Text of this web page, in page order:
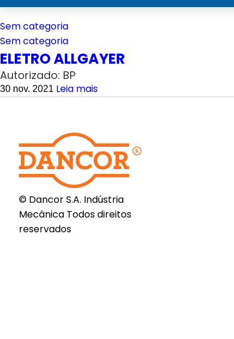
Sem categoria
Sem categoria
ELETRO ALLGAYER
Autorizado: BP
30 nov. 2021 Leia mais
© Dancor S.A. Indústria
Mecânica Todos direitos
reservados